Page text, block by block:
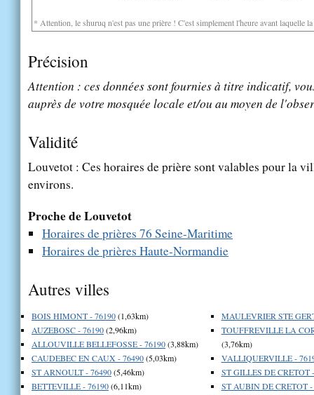
* Attention, le shuruq n'est pas une prière ! C'est simplement l'heure avant laquelle
Précision
Attention : ces données sont fournies à titre indicatif,
auprès de votre mosquée locale et/ou au moyen de
Validité
Louvetot : Ces horaires de prière sont valables pour la
environs.
Proche de Louvetot
Horaires de prières 76 Seine-Maritime
Horaires de prières Haute-Normandie
Autres villes
BOIS HIMONT - 76190(1,63km)
AUZEBOSC - 76190(2,96km)
ALLOUVILLE BELLEFOSSE - 76190(3,88km)
CAUDEBEC EN CAUX - 76490(5,03km)
ST ARNOULT - 76490(5,46km)
BETTEVILLE - 76190(6,11km)
MAULEVRIER STE
TOUFFREVILLE LA
(3,76km)
VALLIQUERVILLE -
ST GILLES DE CRETOT
ST AUBIN DE CRETOT -